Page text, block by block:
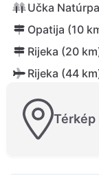
Učka
Opatija (10
Rijeka (20
Rijeka (44
Térkép